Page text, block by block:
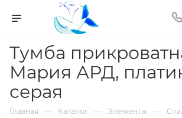
Тумба
Мария АРД,
серая
Главная — Каталог — Элементы —